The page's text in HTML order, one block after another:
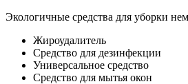
Экологичные средства для уборки
Жироудалитель
Средство для дезинфекции
Универсальное средство
Средство для мытья окон